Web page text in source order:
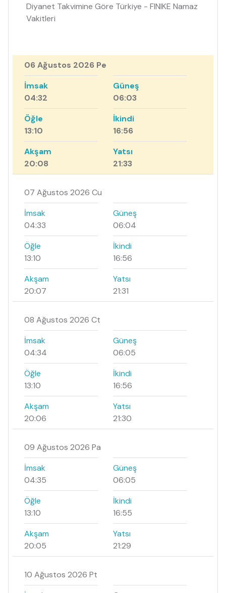
Diyanet Takvimine Göre Türkiye - FINIKE Namaz
Vakitleri
06 Ağustos 2026 Pe
İmsak
04:32
Güneş
06:03
Öğle
13:10
İkindi
16:56
Akşam
20:08
Yatsı
21:33
07 Ağustos 2026 Cu
İmsak
04:33
Güneş
06:04
Öğle
13:10
İkindi
16:56
Akşam
20:07
Yatsı
21:31
08 Ağustos 2026 Ct
İmsak
04:34
Güneş
06:05
Öğle
13:10
İkindi
16:56
Akşam
20:06
Yatsı
21:30
09 Ağustos 2026 Pa
İmsak
04:35
Güneş
06:05
Öğle
13:10
İkindi
16:55
Akşam
20:05
Yatsı
21:29
10 Ağustos 2026 Pt